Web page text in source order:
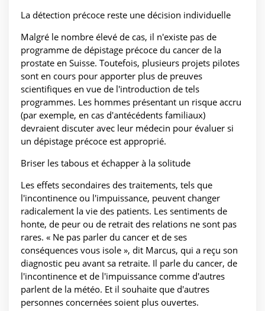
La détection précoce reste une décision individuelle
Malgré le nombre élevé de cas, il n'existe pas de
programme de dépistage précoce du cancer de la
prostate en Suisse. Toutefois, plusieurs projets pilotes
sont en cours pour apporter plus de preuves
scientifiques en vue de l'introduction de tels
programmes. Les hommes présentant un risque accru
(par exemple, en cas d'antécédents familiaux)
devraient discuter avec leur médecin pour évaluer si
un dépistage précoce est approprié.
Briser les tabous et échapper à la solitude
Les effets secondaires des traitements, tels que
l'incontinence ou l'impuissance, peuvent changer
radicalement la vie des patients. Les sentiments de
honte, de peur ou de retrait des relations ne sont pas
rares. « Ne pas parler du cancer et de ses
conséquences vous isole », dit Marcus, qui a reçu son
diagnostic peu avant sa retraite. Il parle du cancer, de
l'incontinence et de l'impuissance comme d'autres
parlent de la météo. Et il souhaite que d'autres
personnes concernées soient plus ouvertes.